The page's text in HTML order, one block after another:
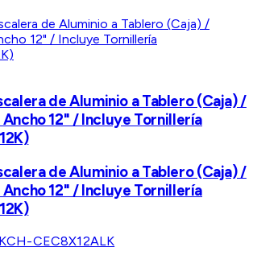
de Aluminio a Tablero (Caja) /
12" / Incluye Tornillería
de Aluminio a Tablero (Caja) /
12" / Incluye Tornillería
CH-CEC8X12ALK